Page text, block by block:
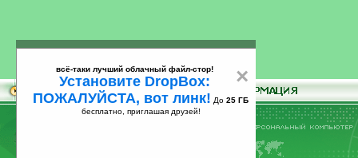
×
всё-таки лучший облачный файл-стор!
Установите DropBox:
ПОЖАЛУЙСТА, вот линк! До 25 ГБ
бесплатно, приглашая друзей!